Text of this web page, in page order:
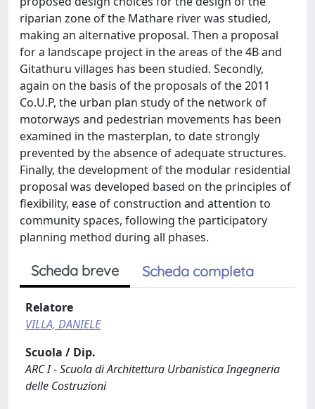
riparian zone of the Mathare river was studied,
making an alternative proposal. Then a proposal
for a landscape project in the areas of the 4B and
Gitathuru villages has been studied. Secondly,
again on the basis of the proposals of the 2011
Co.U.P, the urban plan study of the network of
motorways and pedestrian movements has been
examined in the masterplan, to date strongly
prevented by the absence of adequate structures.
Finally, the development of the modular residential
proposal was developed based on the principles of
flexibility, ease of construction and attention to
community spaces, following the participatory
planning method during all phases.
Scheda breve Scheda completa
Relatore
VILLA, DANIELE
Scuola / Dip.
ARC I - Scuola di Architettura Urbanistica Ingegneria
delle Costruzioni